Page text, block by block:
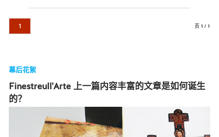
1 页 1 / 1
幕后花絮
Finestreull'Arte 上一篇内容丰富的文章是如何诞生
的？